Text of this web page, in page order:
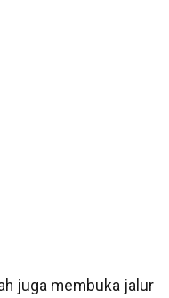
juga membuka jalur